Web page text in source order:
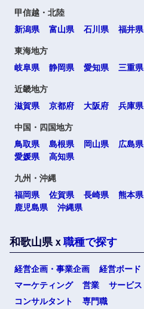
甲信越・北陸
新潟県
富山県 石川県 福井県
東海地方
岐阜県
静岡県 愛知県 三重県
近畿地方
滋賀県
京都府 大阪府 兵庫県
中国・四国地方
鳥取県
島根県 岡山県 広島県
愛媛県
高知県
九州・沖縄
福岡県
佐賀県 長崎県 熊本県
鹿児島県
沖縄県
和歌山県ｘ 職種で探す
経営企画・事業企画 経営ボード
マーケティング
営業 サービス
コンサルタント
専門職